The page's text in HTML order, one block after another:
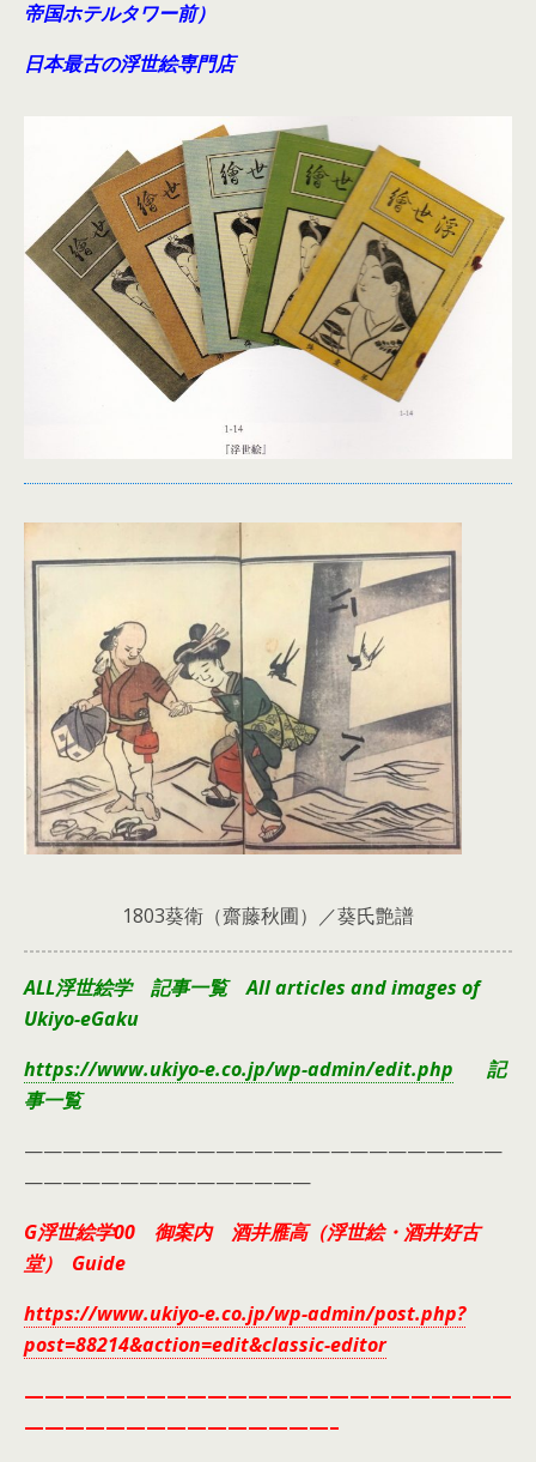
帝国ホテルタワー前）
日本最古の浮世絵専門店
1803葵衛（齋藤秋圃）／葵氏艶譜
ALL浮世絵学 記事一覧 All articles and images of
Ukiyo-eGaku
https://www.ukiyo-e.co.jp/wp-admin/edit.php 記
事一覧
—————————————————————————
———————————————
G浮世絵学00 御案内 酒井雁高（浮世絵・酒井好古
堂） Guide
https://www.ukiyo-e.co.jp/wp-admin/post.php?
post=88214&action=edit&classic-editor
————————————————————————
———————————————–